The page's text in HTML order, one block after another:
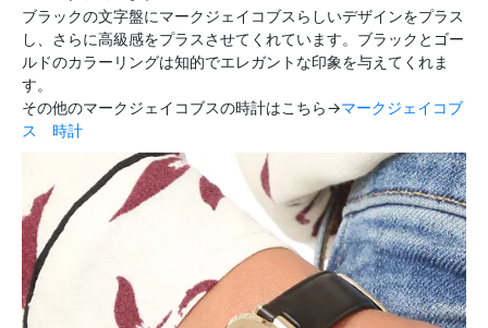
ブラックの文字盤にマークジェイコブスらしいデザインをプラス
し、さらに高級感をプラスさせてくれています。ブラックとゴー
ルドのカラーリングは知的でエレガントな印象を与えてくれま
す。
その他のマークジェイコブスの時計はこちら→マークジェイコブ
ス 時計